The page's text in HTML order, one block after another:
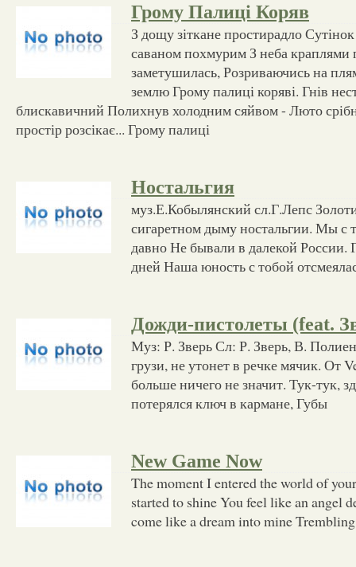
Грому Палиці Коряв
З дощу зіткане простирадло
саваном похмурим З неба краплями
заметушилась, Розриваючись на
землю Грому палиці коряві. Гнів
блискавичний Полихнув холодним сяйвом - Люто
простір розсікає... Грому палиці
Ностальгия
муз.Е.Кобылянский сл.Г.Лепс
сигаретном дыму ностальгии. Мы с
давно Не бывали в далекой России.
дней Наша юность с тобой
Дожди-пистолеты (feat.
Муз: Р. Зверь Сл: Р. Зверь, В.
грузи, не утонет в речке мячик. От
больше ничего не значит. Тук-тук,
потерялся ключ в кармане, Губы
New Game Now
The moment I entered the world of
started to shine You feel like an angel
come like a dream into mine Trembling